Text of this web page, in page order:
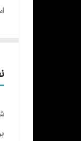
در 6 رنگ